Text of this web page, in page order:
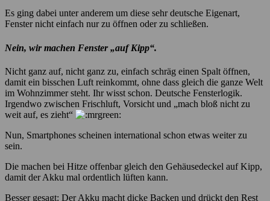
Es ging dabei unter anderem um diese sehr deutsche Eigenart,
Fenster nicht einfach nur zu öffnen oder zu schließen.
Nein, wir machen Fenster „auf Kipp“.
Nicht ganz auf, nicht ganz zu, einfach schräg einen Spalt öffnen,
damit ein bisschen Luft reinkommt, ohne dass gleich die ganze Welt
im Wohnzimmer steht. Ihr wisst schon. Deutsche Fensterlogik.
Irgendwo zwischen Frischluft, Vorsicht und „mach bloß nicht zu
weit auf, es zieht“
Nun, Smartphones scheinen international schon etwas weiter zu
sein.
Die machen bei Hitze offenbar gleich den Gehäusedeckel auf Kipp,
damit der Akku mal ordentlich lüften kann.
Besser gesagt: Der Akku macht dicke Backen und drückt den Rest